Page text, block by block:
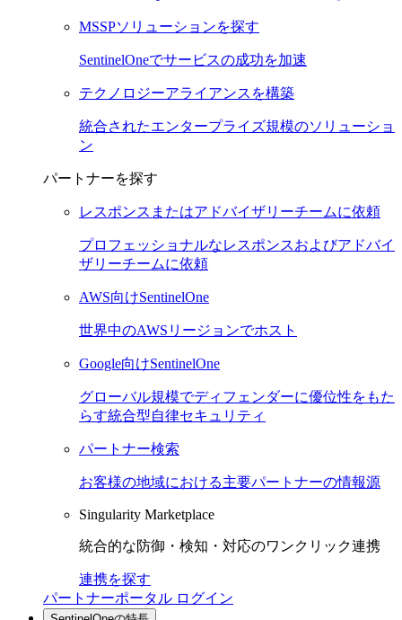
MSSPソリューションを探す
SentinelOneでサービスの成功を加速
テクノロジーアライアンスを構築
統合されたエンタープライズ規模のソリューショ
ン
パートナーを探す
レスポンスまたはアドバイザリーチームに依頼
プロフェッショナルなレスポンスおよびアドバイ
ザリーチームに依頼
AWS向けSentinelOne
世界中のAWSリージョンでホスト
Google向けSentinelOne
グローバル規模でディフェンダーに優位性をもた
らす統合型自律セキュリティ
パートナー検索
お客様の地域における主要パートナーの情報源
Singularity Marketplace
統合的な防御・検知・対応のワンクリック連携
連携を探す
パートナーポータル ログイン